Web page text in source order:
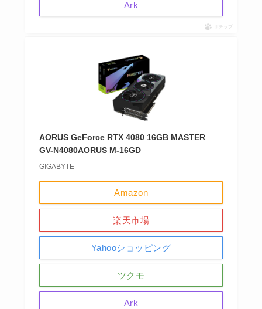
Ark
ポチップ
AORUS GeForce RTX 4080 16GB MASTER
GV-N4080AORUS M-16GD
GIGABYTE
Amazon
楽天市場
Yahooショッピング
ツクモ
Ark